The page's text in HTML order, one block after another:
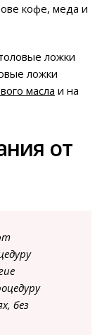
кофе, меда и
ложки
ложки
масла и на
от
без